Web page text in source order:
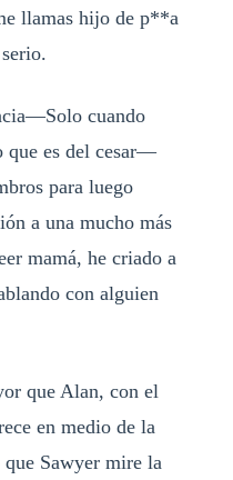
llamas hijo de p**a
cuando
que es del cesar—
para luego
a una mucho más
mamá, he criado a
con alguien
que Alan, con el
en medio de la
Sawyer mire la